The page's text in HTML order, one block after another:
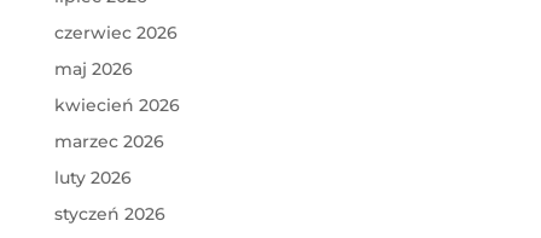
czerwiec 2026
maj 2026
kwiecień 2026
marzec 2026
luty 2026
styczeń 2026